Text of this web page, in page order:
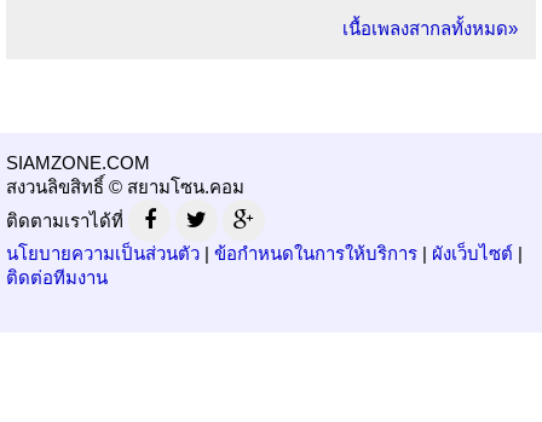
เนื้อเพลงสากลทั้งหมด»
SIAMZONE.COM
สงวนลิขสิทธิ์ © สยามโซน.คอม
ติดตามเราได้ที่
นโยบายความเป็นส่วนตัว | ข้อกำหนดในการให้บริการ | ผังเว็บไซต์ |
ติดต่อทีมงาน